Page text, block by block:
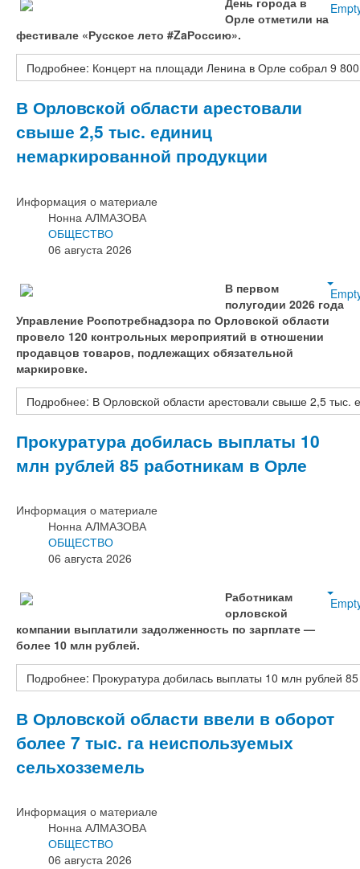
Орле отметили на
фестивале «Русское лето #ZaРоссию».
Подробнее: Концерт на площади Ленина в Орле собрал 9 800
В Орловской области арестовали
свыше 2,5 тыс. единиц
немаркированной продукции
Информация о материале
Нонна АЛМАЗОВА
ОБЩЕСТВО
06 августа 2026
В первом
полугодии 2026 года
Управление Роспотребнадзора по Орловской области
провело 120 контрольных мероприятий в отношении
продавцов товаров, подлежащих обязательной
маркировке.
Подробнее: В Орловской области арестовали свыше 2,5 тыс.
Прокуратура добилась выплаты 10
млн рублей 85 работникам в Орле
Информация о материале
Нонна АЛМАЗОВА
ОБЩЕСТВО
06 августа 2026
Работникам
орловской
компании выплатили задолженность по зарплате —
более 10 млн рублей.
Подробнее: Прокуратура добилась выплаты 10 млн рублей
В Орловской области ввели в оборот
более 7 тыс. га неиспользуемых
сельхозземель
Информация о материале
Нонна АЛМАЗОВА
ОБЩЕСТВО
06 августа 2026